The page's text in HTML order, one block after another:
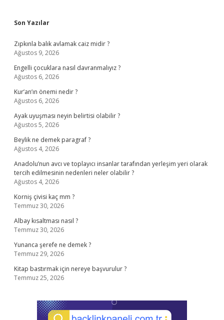
Sidebar
Son Yazılar
Zıpkınla balık avlamak caiz midir ?
Ağustos 9, 2026
Engelli çocuklara nasıl davranmalıyız ?
Ağustos 6, 2026
Kur’an’ın önemi nedir ?
Ağustos 6, 2026
Ayak uyuşması neyin belirtisi olabilir ?
Ağustos 5, 2026
Beylik ne demek paragraf ?
Ağustos 4, 2026
Anadolu’nun avcı ve toplayıcı insanlar tarafından yerleşim yeri olarak
tercih edilmesinin nedenleri neler olabilir ?
Ağustos 4, 2026
Korniş çivisi kaç mm ?
Temmuz 30, 2026
Albay kısaltması nasıl ?
Temmuz 30, 2026
Yunanca şerefe ne demek ?
Temmuz 29, 2026
Kitap bastırmak için nereye başvurulur ?
Temmuz 25, 2026